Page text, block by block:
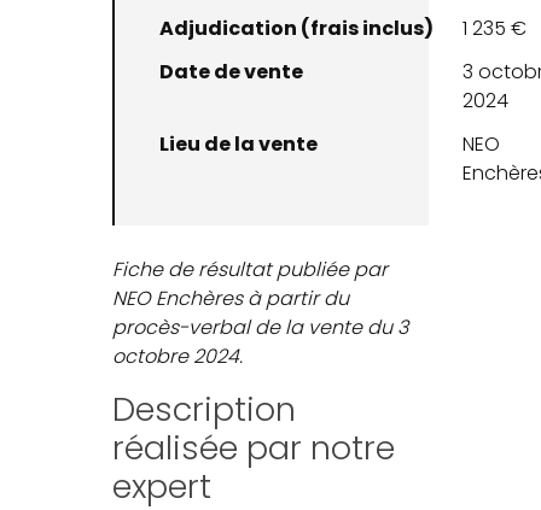
Adjudication (frais inclus)
1 235 €
Date de vente
3
2024
Lieu de la vente
NEO
Fiche de résultat publiée par
NEO Enchères à partir du
procès-verbal de la vente du 3
octobre 2024.
Description
réalisée par notre
expert